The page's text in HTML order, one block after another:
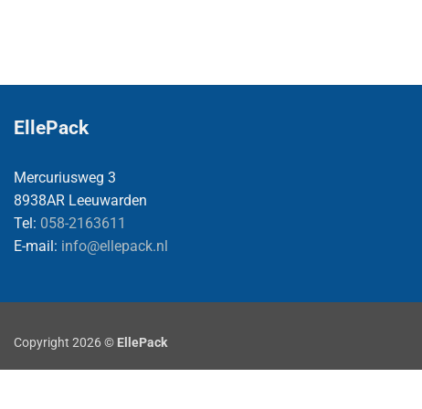
EllePack
Mercuriusweg 3
8938AR Leeuwarden
Tel: 058-2163611
E-mail: info@ellepack.nl
Copyright 2026 © EllePack